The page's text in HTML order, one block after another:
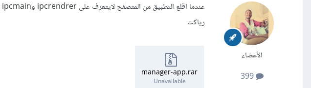
الأعضاء
399
رياكت
manager-app.rar
Unavailable